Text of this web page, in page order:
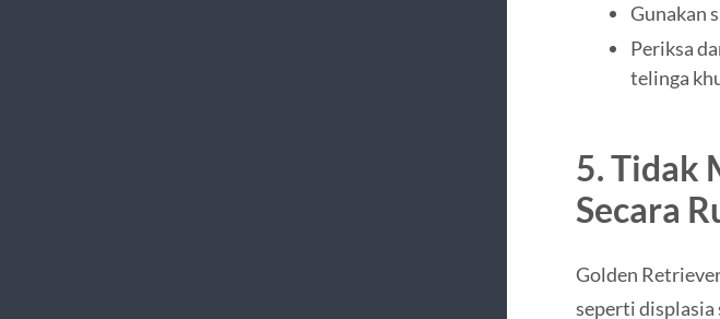
Gunakan
Periksa
telinga
5. Tidak
Secara
Golden
seperti displasia